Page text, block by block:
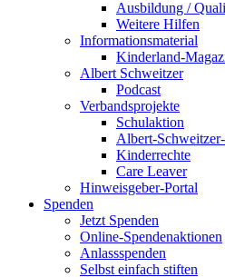
Ausbildung /
Weitere Hilfen
Informationsmaterial
Kinderland-
Albert Schweitzer
Podcast
Verbandsprojekte
Schulaktion
Albert-
Kinderrechte
Care Leaver
Hinweisgeber-Portal
Spenden
Jetzt Spenden
Online-Spendenaktionen
Anlassspenden
Selbst einfach stiften